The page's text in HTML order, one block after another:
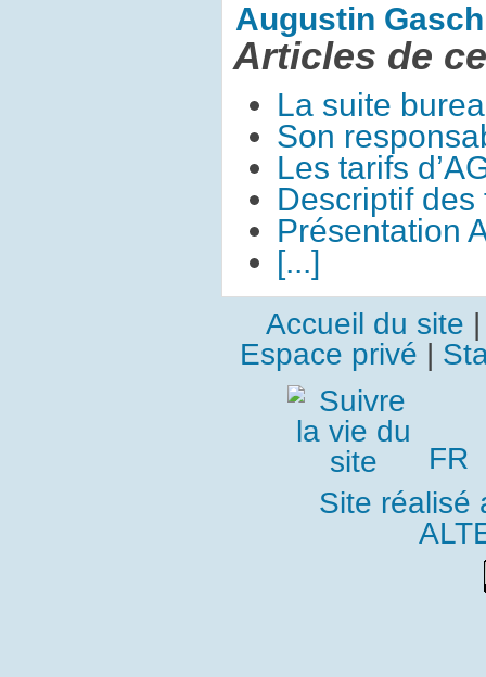
Augustin
Articles de
La suite
Son
Les tarifs
Descriptif des
Présentation
[...]
Accueil du site
Espace privé |
FR
Site réalisé